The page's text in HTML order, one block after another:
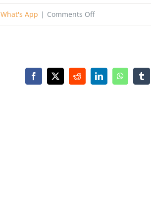
What's App | Comments Offon
Facebook
X RedditLinkedInWhatsApp